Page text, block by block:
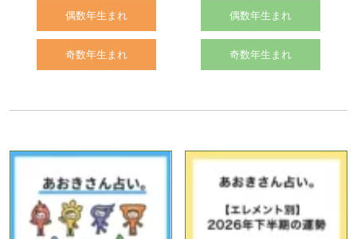
偶数年生まれ
奇数年生まれ
偶数年生まれ
奇数年生まれ